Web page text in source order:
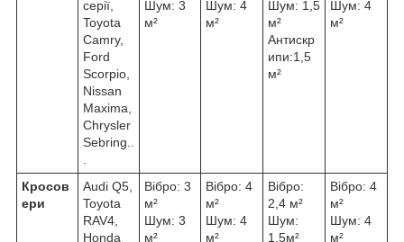
серії,
Toyota
Camry,
Ford
Scorpio,
Nissan
Maxima,
Chrysler
Sebring..
Шум: 3
м²
Шум: 4
м²
Шум: 1,5
м²
Антискр
ипи:1,5
м²
Шум: 4
м²
Кросов
ери
Audi Q5,
Toyota
RAV4,
Honda
Вібро: 3
м²
Шум: 3
м²
Вібро: 4
м²
Шум: 4
м²
Вібро:
2,4 м²
Шум:
1,5м²
Вібро: 4
м²
Шум: 4
м²